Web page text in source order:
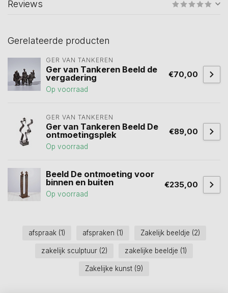
Reviews
Gerelateerde producten
GER VAN TANKEREN
Ger van Tankeren Beeld de
vergadering
Op voorraad
€70,00
GER VAN TANKEREN
Ger van Tankeren Beeld De
ontmoetingsplek
Op voorraad
€89,00
Beeld De ontmoeting voor
binnen en buiten
Op voorraad
€235,00
afspraak (1) afspraken (1) Zakelijk beeldje (2)
zakelijk sculptuur (2) zakelijke beeldje (1)
Zakelijke kunst (9)